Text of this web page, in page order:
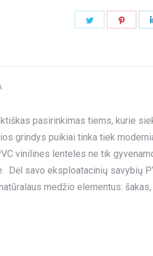
Share
pasirinkimas tiems, kurie
grindys puikiai tinka tiek
vinilines lenteles ne tik
Dėl savo eksploatacinių savybių
medžio elementus: